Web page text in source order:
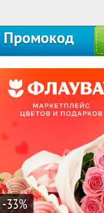
Промокод
-33%